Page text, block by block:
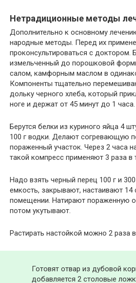
Нетрадиционные методы
Дополнительно к основному
народные методы. Перед их
проконсультироваться с доктором.
измельченный до порошковой
салом, камфорным маслом в
Компоненты тщательно
дольку черного хлеба, который
ноге и держат от 45 минут до 1 часа.
Берутся белки из куриного яйца 4
100 г водки. Делают согревающую
пораженный участок. Через 2 часа
такой компресс применяют 3 раза в
Надо взять черный перец 100 г и
емкость, закрывают, настаивают 14
помещении. Натирают пораженную
потом укутывают.
Растирать настойкой можно 2 раза в
Готовят отвар из дубовой
добавляется 2 столовые